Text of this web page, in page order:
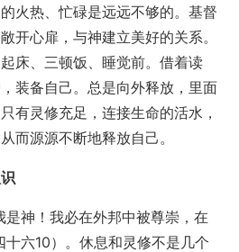
火热、忙碌是远远不够的。基督
开心扉，与神建立美好的关系。
床、三顿饭、睡觉前。借着读
装备自己。总是向外释放，里面
有灵修充足，连接生命的活水，
而源源不断地释放自己。
是神！我必在外邦中被尊崇，在
十六10）。休息和灵修不是几个